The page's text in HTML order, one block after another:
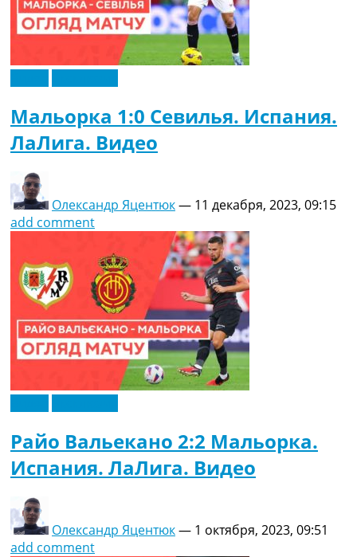
Мальорка 1:0 Севилья. Испания.
ЛаЛига. Видео
Олександр Яцентюк— 11 декабря, 2023, 09:15
add comment
Райо Вальекано 2:2 Мальорка.
Испания. ЛаЛига. Видео
Олександр Яцентюк— 1 октября, 2023, 09:51
add comment